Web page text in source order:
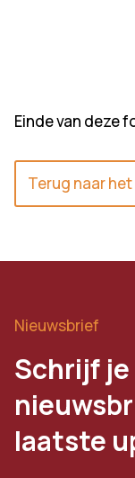
Einde van deze
Terug naar
Nieuwsbrief
Schrijf je
laatste